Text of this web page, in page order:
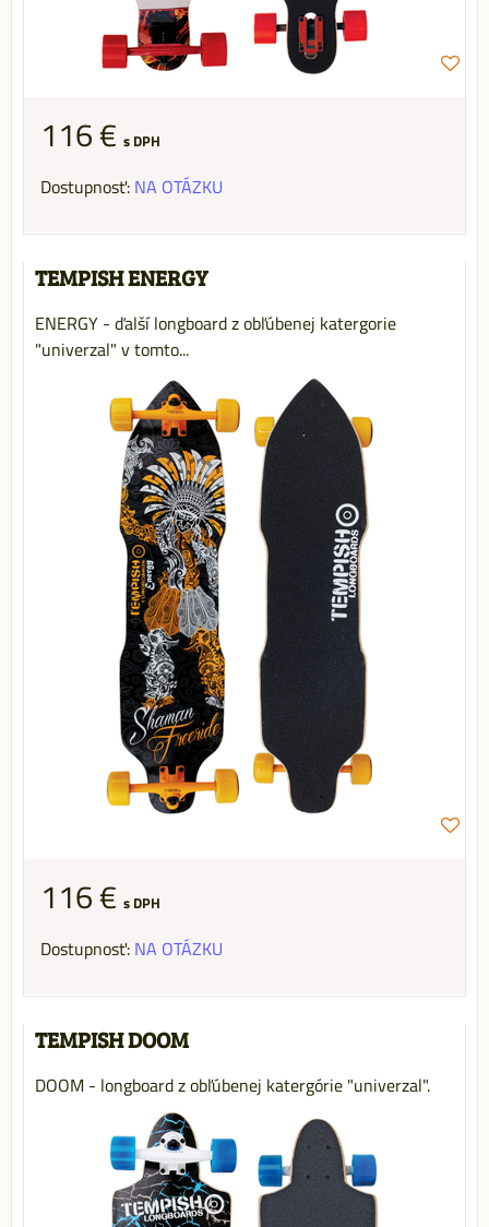
116 € s DPH
Dostupnosť: NA OTÁZKU
TEMPISH ENERGY
ENERGY - ďalší longboard z obľúbenej katergorie
"univerzal" v tomto...
116 € s DPH
Dostupnosť: NA OTÁZKU
TEMPISH DOOM
DOOM - longboard z obľúbenej katergórie "univerzal".